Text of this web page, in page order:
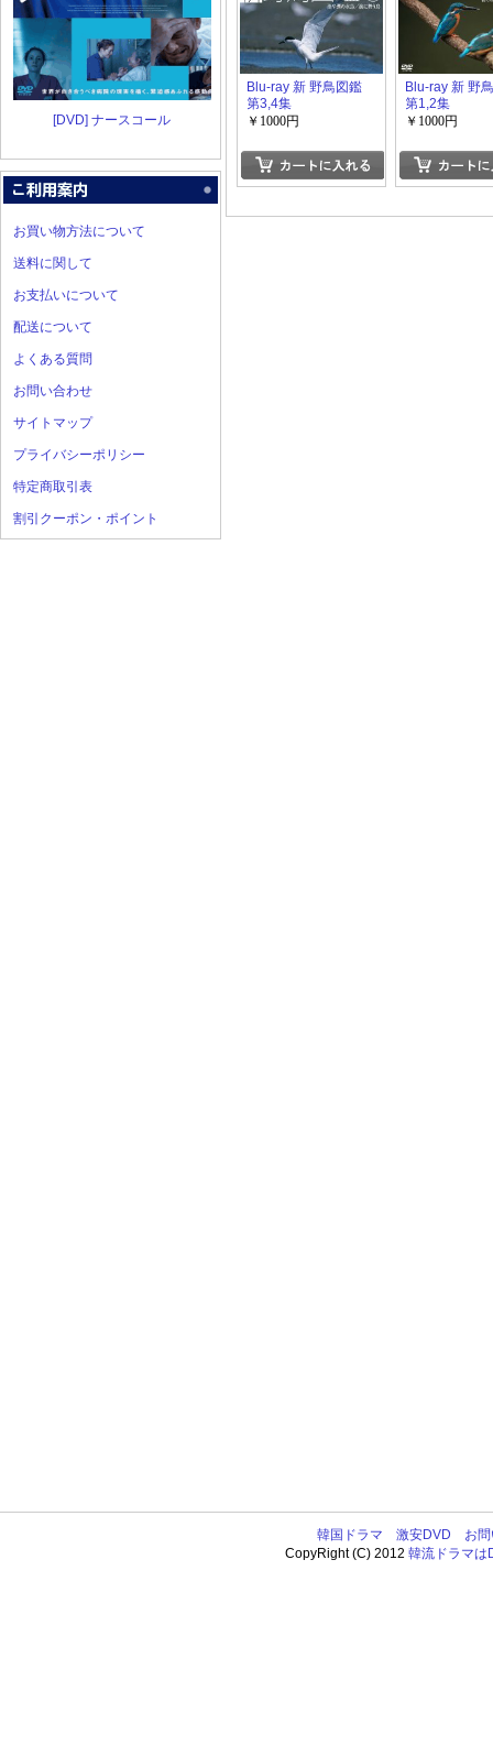
[DVD] ナースコール
お買い物方法について
送料に関して
お支払いについて
配送について
よくある質問
お問い合わせ
サイトマップ
プライバシーポリシー
特定商取引表
割引クーポン・ポイント
Blu-ray 新 野鳥図鑑
第3,4集
￥1000円
Blu-ray 新 野
第1,2集
￥1000円
韓国ドラマ 激安DVD
お
CopyRight (C) 2012韓流ドラマは